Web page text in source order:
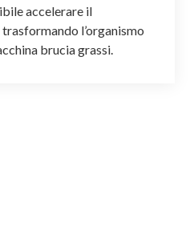
accelerare il
l’organismo
brucia grassi.